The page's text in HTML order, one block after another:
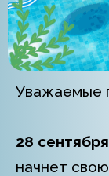
Уважаемые
28
начнет